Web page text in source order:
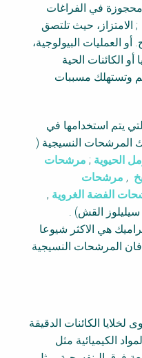
محجوزة في الفراغات
حيث تلتصق
البيولوجية،
الكائنات الحية
وتستهلك مسببات
يتم استخدامها في
المرشحات النسيجية (
الحيوية ; مرشحات
, مرشحات
الفضة الغروية ,
القش) .
هي الاكثر شيوعا
المرشحات النسيجية
لخلايا الكائنات الدقيقة
الكيميائية مثل